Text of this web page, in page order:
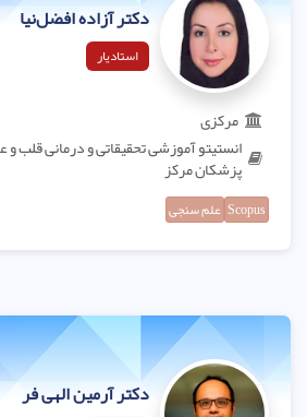
دکتر آزاده افضل‌نیا
استادیار
مرکزی
انستیتو آموزشی تحقیقاتی و درمانی قلب
پزشکان مرکز
Scopus علم سنجی
دکتر آرمین الهی فر